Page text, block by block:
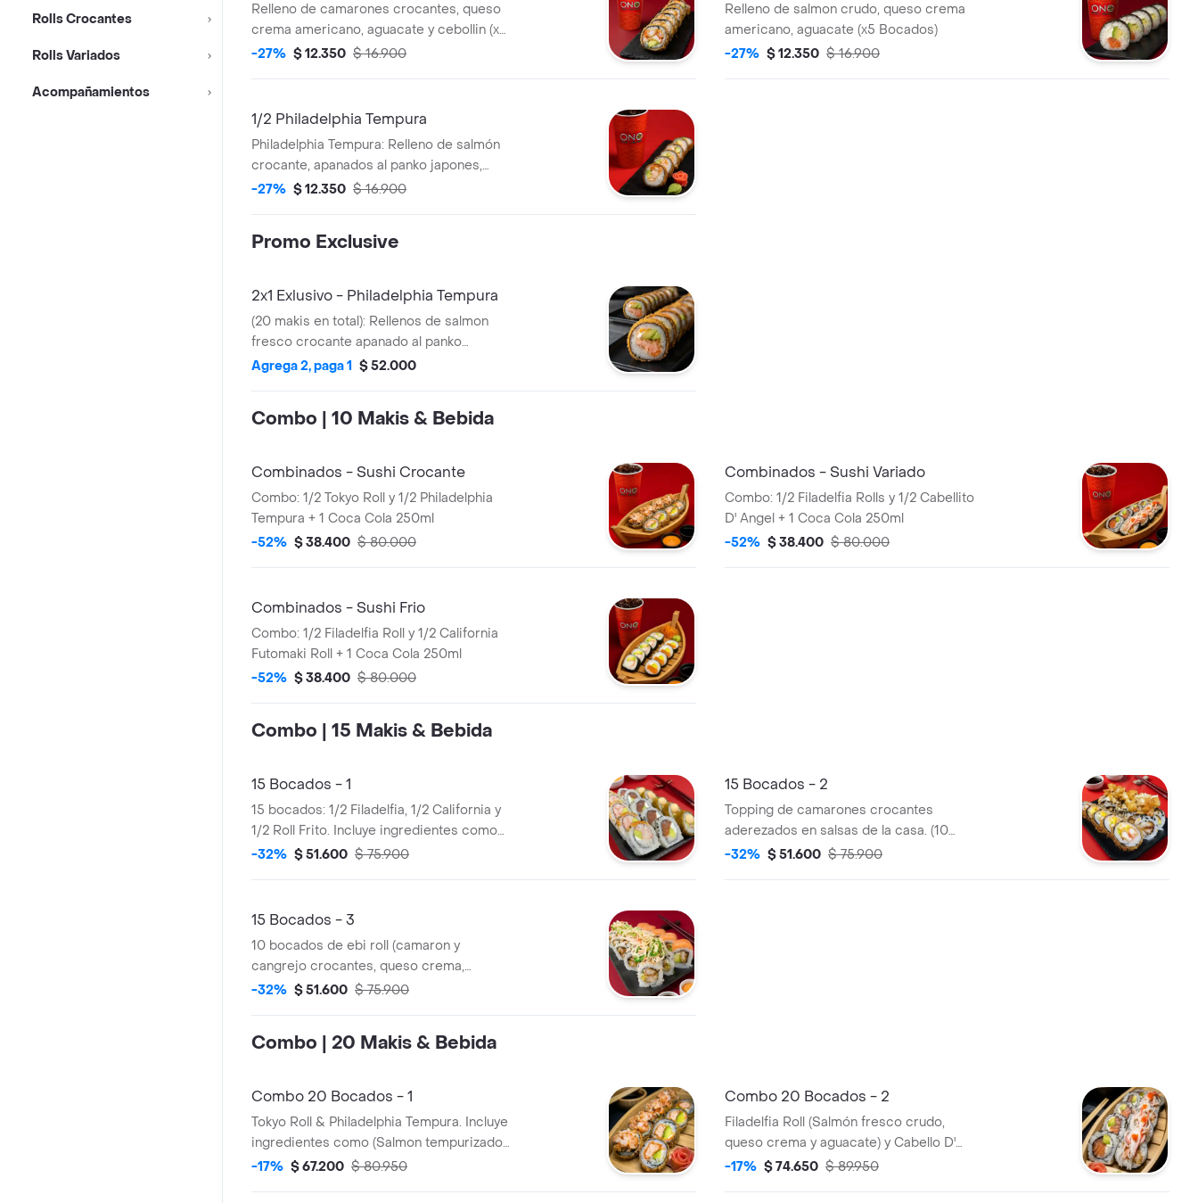
Rolls Crocantes
Rolls Variados
Acompañamientos
Relleno de camarones crocantes, queso
crema americano, aguacate y cebollin (x6
Bocados)
-27% $ 12.350 $ 16.900
Relleno de salmon crudo, queso crema
americano, aguacate (x5 Bocados)
-27% $ 12.350 $ 16.900
1/2 Philadelphia Tempura
Philadelphia Tempura: Relleno de salmón
crocante, apanados al panko japones,
queso crema americano, aguacate x6
-27% $ 12.350 $ 16.900
Promo Exclusive
2x1 Exlusivo - Philadelphia Tempura
(20 makis en total): Rellenos de salmon
fresco crocante apanado al panko
japones, queso crema americano y
Agrega 2, paga 1 $ 52.000
Combo | 10 Makis & Bebida
Combinados - Sushi Crocante
Combo: 1/2 Tokyo Roll y 1/2 Philadelphia
Tempura + 1 Coca Cola 250ml
-52% $ 38.400 $ 80.000
Combinados - Sushi Variado
Combo: 1/2 Filadelfia Rolls y 1/2 Cabellito
D' Angel + 1 Coca Cola 250ml
-52% $ 38.400 $ 80.000
Combinados - Sushi Frio
Combo: 1/2 Filadelfia Roll y 1/2 California
Futomaki Roll + 1 Coca Cola 250ml
-52% $ 38.400 $ 80.000
Combo | 15 Makis & Bebida
15 Bocados - 1
15 bocados: 1/2 Filadelfia, 1/2 California y
1/2 Roll Frito. Incluye ingredientes como
salmón, aguacate, queso crema y
-32% $ 51.600 $ 75.900
15 Bocados - 2
Topping de camarones crocantes
aderezados en salsas de la casa. (10
makis de Fuji Roll y 5 makis de Roll Frito).
-32% $ 51.600 $ 75.900
15 Bocados - 3
10 bocados de ebi roll (camaron y
cangrejo crocantes, queso crema,
aguacate, topping de ensalada wakame y
aguacate, cebollin, con topping de salmon
-32% $ 51.600 $ 75.900
Combo | 20 Makis & Bebida
Combo 20 Bocados - 1
Tokyo Roll & Philadelphia Tempura. Incluye
ingredientes como (Salmon tempurizado,
camarones crocantes, palmitos de
-17% $ 67.200 $ 80.950
Combo 20 Bocados - 2
Filadelfia Roll (Salmón fresco crudo,
queso crema y aguacate) y Cabello D'
Angel Roll (Camarones crocantes, queso
-17% $ 74.650 $ 89.950